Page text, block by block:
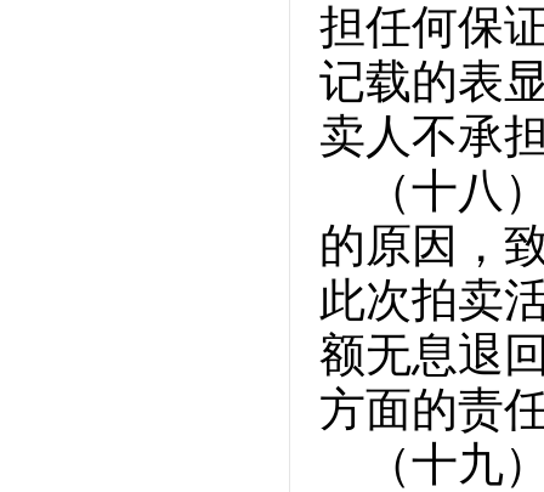
担任何保
记载的表
卖人不承
（十八
的原因，
此次拍卖
额无息退
方面的责
（十九